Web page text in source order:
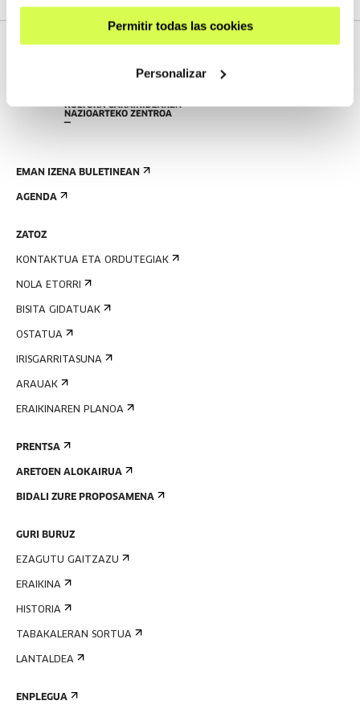
Permitir todas las cookies
Personalizar
EMAN IZENA BULETINEAN
AGENDA
ZATOZ
KONTAKTUA ETA ORDUTEGIAK
NOLA ETORRI
BISITA GIDATUAK
OSTATUA
IRISGARRITASUNA
ARAUAK
ERAIKINAREN PLANOA
PRENTSA
ARETOEN ALOKAIRUA
BIDALI ZURE PROPOSAMENA
GURI BURUZ
EZAGUTU GAITZAZU
ERAIKINA
HISTORIA
TABAKALERAN SORTUA
LANTALDEA
ENPLEGUA